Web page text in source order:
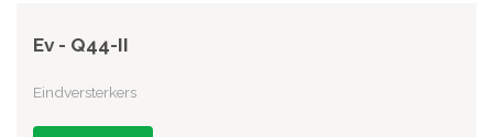
Ev - Q44-II
Eindversterkers